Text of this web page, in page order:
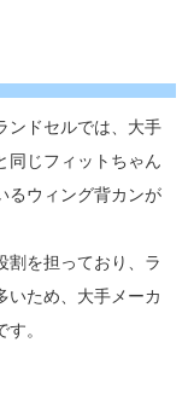
ンドセルでは、大手
同じフィットちゃん
るウィング背カンが
割を担っており、ラ
いため、大手メーカ
。